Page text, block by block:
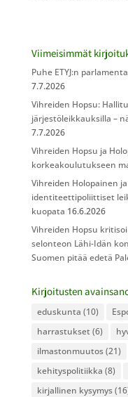
Viimeisimmät
Puhe ETYJ:n
7.7.2026
Vihreiden Hopsu:
järjestöleikkauksilla –
7.7.2026
Vihreiden Hopsu ja
korkeakoulutukseen
Vihreiden Holopainen
identiteettipoliittiset
kuopata 16.6.2026
Vihreiden Hopsu
selonteon Lähi-Idän
Suomen pitää edetä
Kirjoitusten
eduskunta (10)
harrastukset (6)
ilmastonmuutos(21)
kehityspolitiikka (8)
kirjallinen kysymys